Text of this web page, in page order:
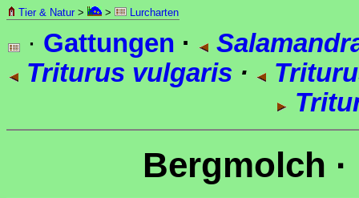
Tier & Natur> > Lurcharten
· Gattungen ·
Triturus vulgaris ·
Bergmolch ·